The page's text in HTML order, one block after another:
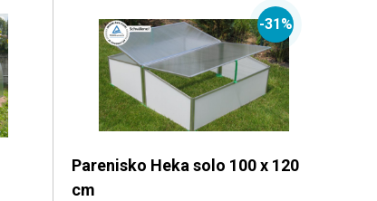
-31%
Parenisko Heka solo 100 x 120
cm